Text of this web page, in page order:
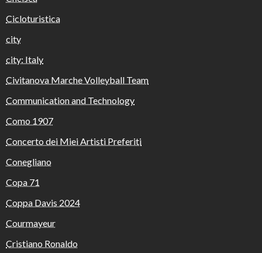
Cicloturistica
city
city: Italy
Civitanova Marche Volleyball Team
Communication and Technology
Como 1907
Concerto dei Miei Artisti Preferiti
Conegliano
Copa 71
Coppa Davis 2024
Courmayeur
Cristiano Ronaldo